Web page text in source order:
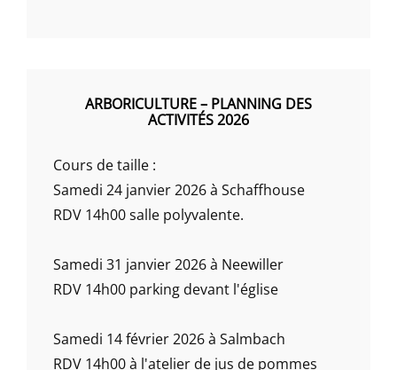
ARBORICULTURE – PLANNING DES
ACTIVITÉS 2026
Cours de taille :
Samedi 24 janvier 2026 à Schaffhouse
RDV 14h00 salle polyvalente.
Samedi 31 janvier 2026 à Neewiller
RDV 14h00 parking devant l'église
Samedi 14 février 2026 à Salmbach
RDV 14h00 à l'atelier de jus de pommes